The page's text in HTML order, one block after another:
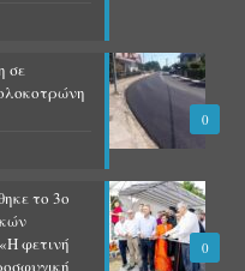
0
σε
0
το 3ο
φετινή